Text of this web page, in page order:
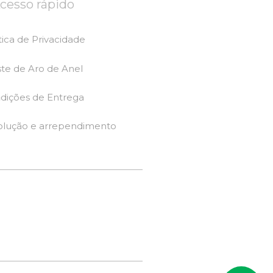
rápido
de Privacidade
de Aro de Anel
de Entrega
e arrependimento